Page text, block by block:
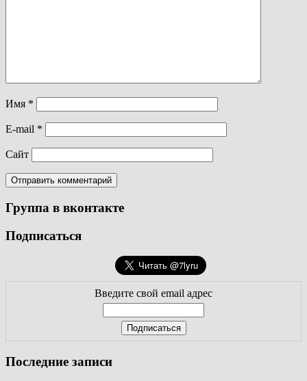
Имя *
E-mail *
Сайт
Группа в вконтакте
Подписаться
Введите свой email адрес
Последние записи